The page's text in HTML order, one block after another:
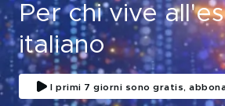
Per chi vive
italiano
I primi 7 giorni sono gratis,